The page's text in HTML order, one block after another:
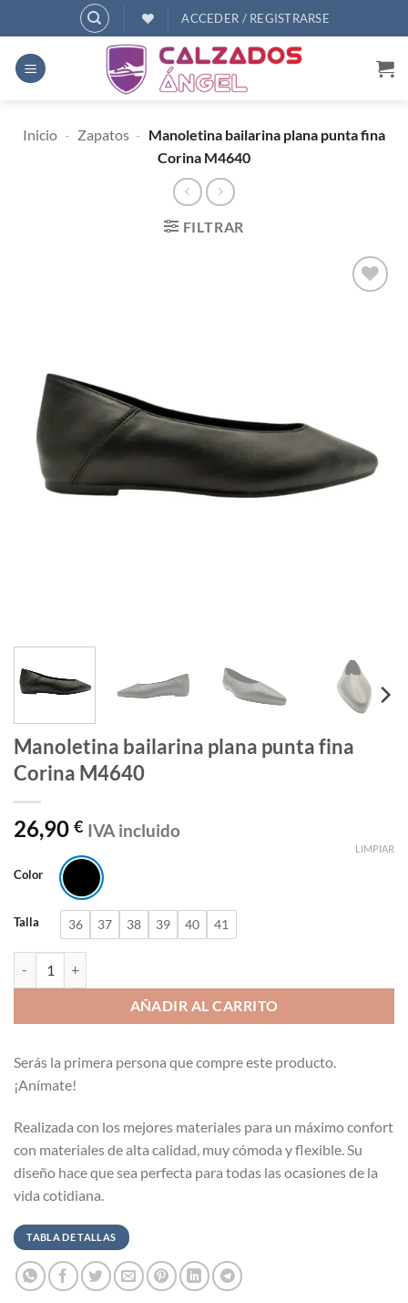
al
contenido
ACCEDER / REGISTRARSE
Inicio - Zapatos - Manoletina bailarina plana punta fina
Corina M4640
FILTRAR
Manoletina bailarina plana punta fina
Corina M4640
26,90 € IVA incluido
Color
Talla 36 37 38 39 40 41
LIMPIAR
AÑADIR AL CARRITO
Serás la primera persona que compre este producto.
¡Anímate!
Realizada con los mejores materiales para un máximo confort
con materiales de alta calidad, muy cómoda y flexible. Su
diseño hace que sea perfecta para todas las ocasiones de la
vida cotidiana.
TABLA DE TALLAS